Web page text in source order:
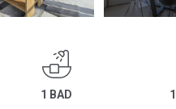
1 BAD